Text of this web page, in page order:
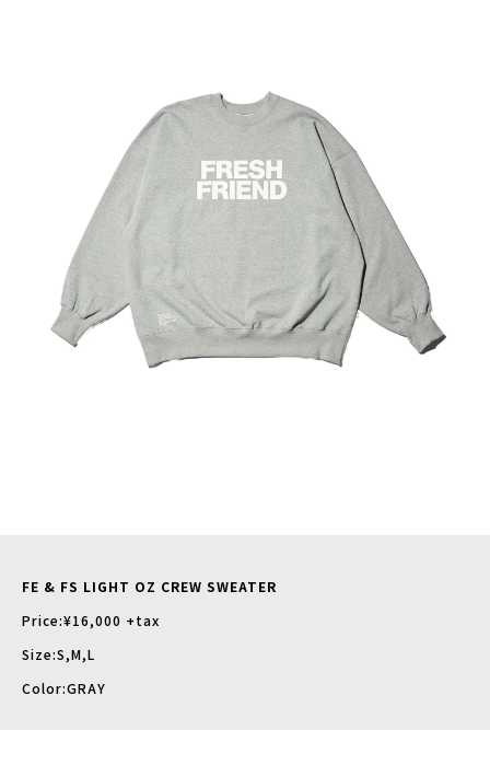
FE & FS LIGHT OZ CREW SWEATER
Price:¥16,000 +tax
Size:S,M,L
Color:GRAY